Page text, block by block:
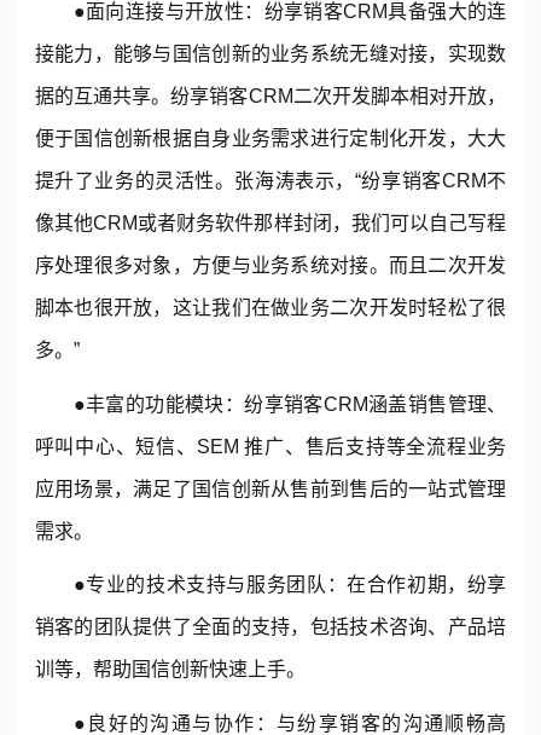
●面向连接与开放性：纷享销客CRM具备强大的连
接能力，能够与国信创新的业务系统无缝对接，实现数
据的互通共享。纷享销客CRM二次开发脚本相对开放，
便于国信创新根据自身业务需求进行定制化开发，大大
提升了业务的灵活性。张海涛表示，“纷享销客CRM不
像其他CRM或者财务软件那样封闭，我们可以自己写程
序处理很多对象，方便与业务系统对接。而且二次开发
脚本也很开放，这让我们在做业务二次开发时轻松了很
多。”
●丰富的功能模块：纷享销客CRM涵盖销售管理、
呼叫中心、短信、SEM 推广、售后支持等全流程业务
应用场景，满足了国信创新从售前到售后的一站式管理
需求。
●专业的技术支持与服务团队：在合作初期，纷享
销客的团队提供了全面的支持，包括技术咨询、产品培
训等，帮助国信创新快速上手。
●良好的沟通与协作：与纷享销客的沟通顺畅高